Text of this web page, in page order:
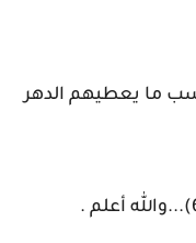
ما يعطيهم الدهر